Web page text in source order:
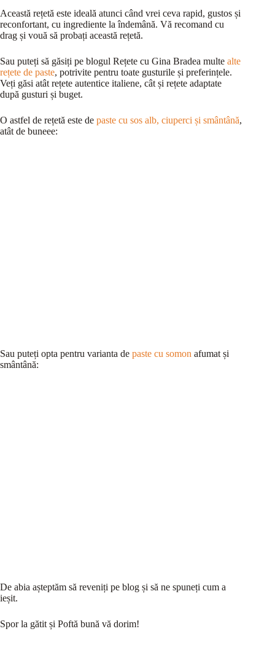
Această rețetă este ideală atunci când vrei ceva rapid, gustos și
reconfortant, cu ingrediente la îndemână. Vă recomand cu
drag și vouă să probați această rețetă.
Sau puteți să găsiți pe blogul Rețete cu Gina Bradea multe alte
rețete de paste, potrivite pentru toate gusturile și preferințele.
Veți găsi atât rețete autentice italiene, cât și rețete adaptate
după gusturi și buget.
O astfel de rețetă este de paste cu sos alb, ciuperci și smântână,
atât de buneee:
Sau puteți opta pentru varianta de paste cu somon afumat și
smântână:
De abia așteptăm să reveniți pe blog și să ne spuneți cum a
ieșit.
Spor la gătit și Poftă bună vă dorim!